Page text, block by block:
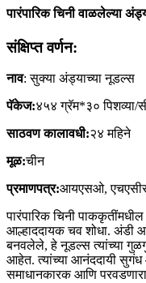
पारंपारिक चिनी वाळलेल्या
संक्षिप्त वर्णन:
नाव: सुक्या अंड्याच्या नूडल्स
पॅकेज:४५४ ग्रॅम*३० पिशव्या/
साठवण कालावधी:२४ महिने
मूळ:चीन
प्रमाणपत्र:आयएसओ,
पारंपारिक चिनी
आल्हाददायक चव शोधा. अंडी
बनवलेले, हे नूडल्स त्यांच्या
आहेत. त्यांच्या आनंददायी
समाधानकारक आणि